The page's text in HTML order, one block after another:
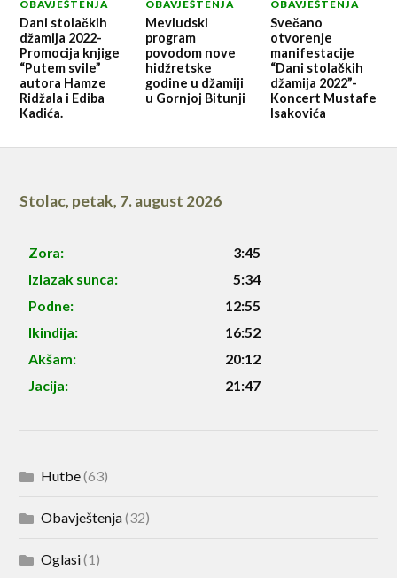
OBAVJEŠTENJA
Dani stolačkih
džamija 2022-
Promocija knjige
“Putem svile”
autora Hamze
Ridžala i Ediba
Kadića.
OBAVJEŠTENJA
Mevludski
program
povodom nove
hidžretske
godine u džamiji
u Gornjoj Bitunji
OBAVJEŠTENJA
Svečano
otvorenje
manifestacije
“Dani stolačkih
džamija 2022”-
Koncert Mustafe
Isakovića
Stolac, petak, 7. august 2026
Zora:
3:45
Izlazak sunca:
5:34
Podne:
12:55
Ikindija:
16:52
Akšam:
20:12
Jacija:
21:47
Hutbe(63)
Obavještenja(32)
Oglasi(1)